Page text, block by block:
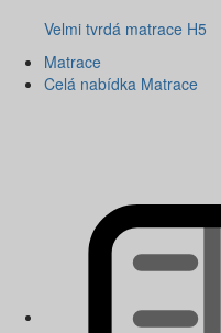
Velmi tvrdá matrace H5
Matrace
Celá nabídka Matrace